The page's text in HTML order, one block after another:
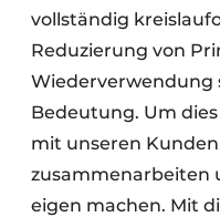
vollständig
Reduzierung von
Wiederverwendung
Bedeutung. Um
mit unseren
zusammenarbeiten
eigen machen. Mit